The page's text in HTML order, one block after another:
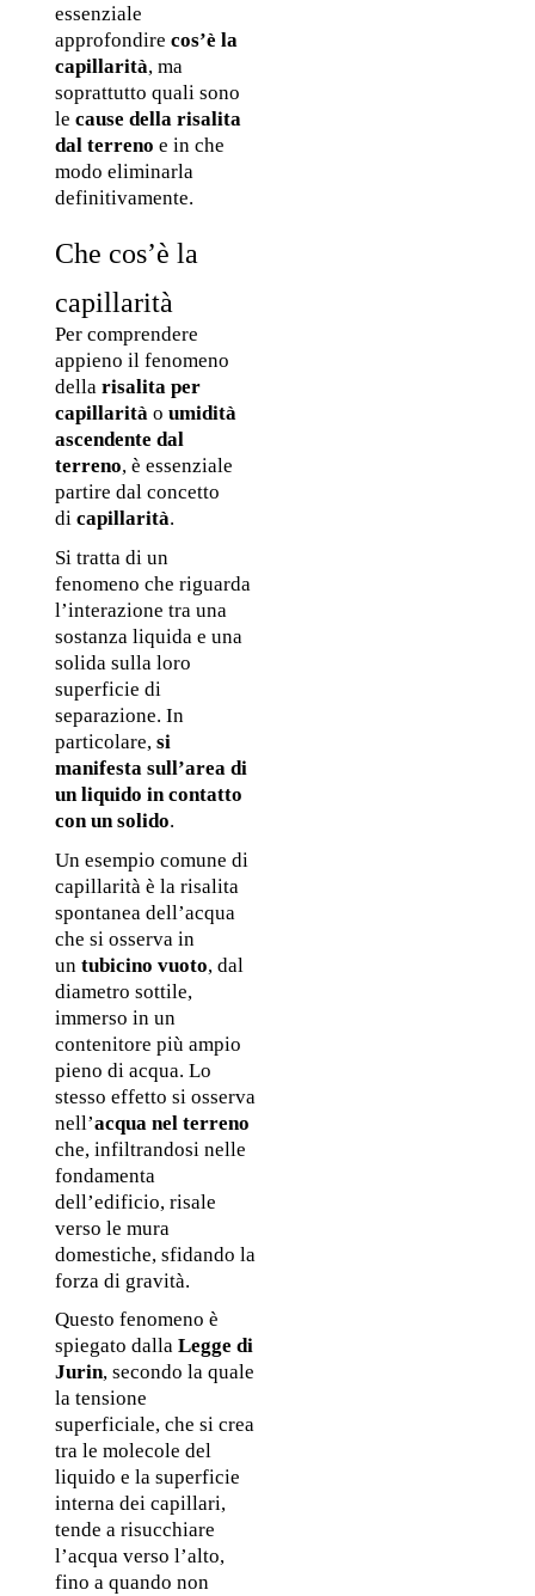
essenziale
approfondire cos’è la
capillarità, ma
soprattutto quali sono
le cause della risalita
dal terreno e in che
modo eliminarla
definitivamente.
Che cos’è la
capillarità
Per comprendere
appieno il fenomeno
della risalita per
capillarità o umidità
ascendente dal
terreno, è essenziale
partire dal concetto
di capillarità.
Si tratta di un
fenomeno che riguarda
l’interazione tra una
sostanza liquida e una
solida sulla loro
superficie di
separazione. In
particolare, si
manifesta sull’area di
un liquido in contatto
con un solido.
Un esempio comune di
capillarità è la risalita
spontanea dell’acqua
che si osserva in
un tubicino vuoto, dal
diametro sottile,
immerso in un
contenitore più ampio
pieno di acqua. Lo
stesso effetto si osserva
nell’acqua nel terreno
che, infiltrandosi nelle
fondamenta
dell’edificio, risale
verso le mura
domestiche, sfidando la
forza di gravità.
Questo fenomeno è
spiegato dalla Legge di
Jurin, secondo la quale
la tensione
superficiale, che si crea
tra le molecole del
liquido e la superficie
interna dei capillari,
tende a risucchiare
l’acqua verso l’alto,
fino a quando non